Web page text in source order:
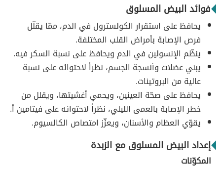
فوائد البيض المسلوق
يحافظ على استقرار الكولسترول في الدم، ممّا يقلّل
فرص الإصابة بأمراض القلب المختلفة.
ينظّم الإنسولين في الدم ويحافظ على نسبة السكر فيه.
يبني عضلات وأنسجة الجسم، نظراً لاحتوائه على نسبة
عالية من البروتينات.
يحافظ على صحّة العينين، ويحمي أغشيتها، ويقلل من
خطر الإصابة بالعمى الليلي، نظراً لاحتوائه على فيتامين أ.
يقوّي العظام والأسنان، ويعزّز امتصاص الكالسيوم.
إعداد البيض المسلوق مع الزبدة
المكوّنات